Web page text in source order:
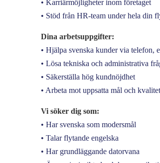
• Karriärmöjligheter inom företaget
• Stöd från HR-team under hela din
Dina arbetsuppgifter:
• Hjälpa svenska kunder via telefon,
• Lösa tekniska och administrativa
• Säkerställa hög kundnöjdhet
• Arbeta mot uppsatta mål och
Vi söker dig som:
• Har svenska som modersmål
• Talar flytande engelska
• Har grundläggande datorvana